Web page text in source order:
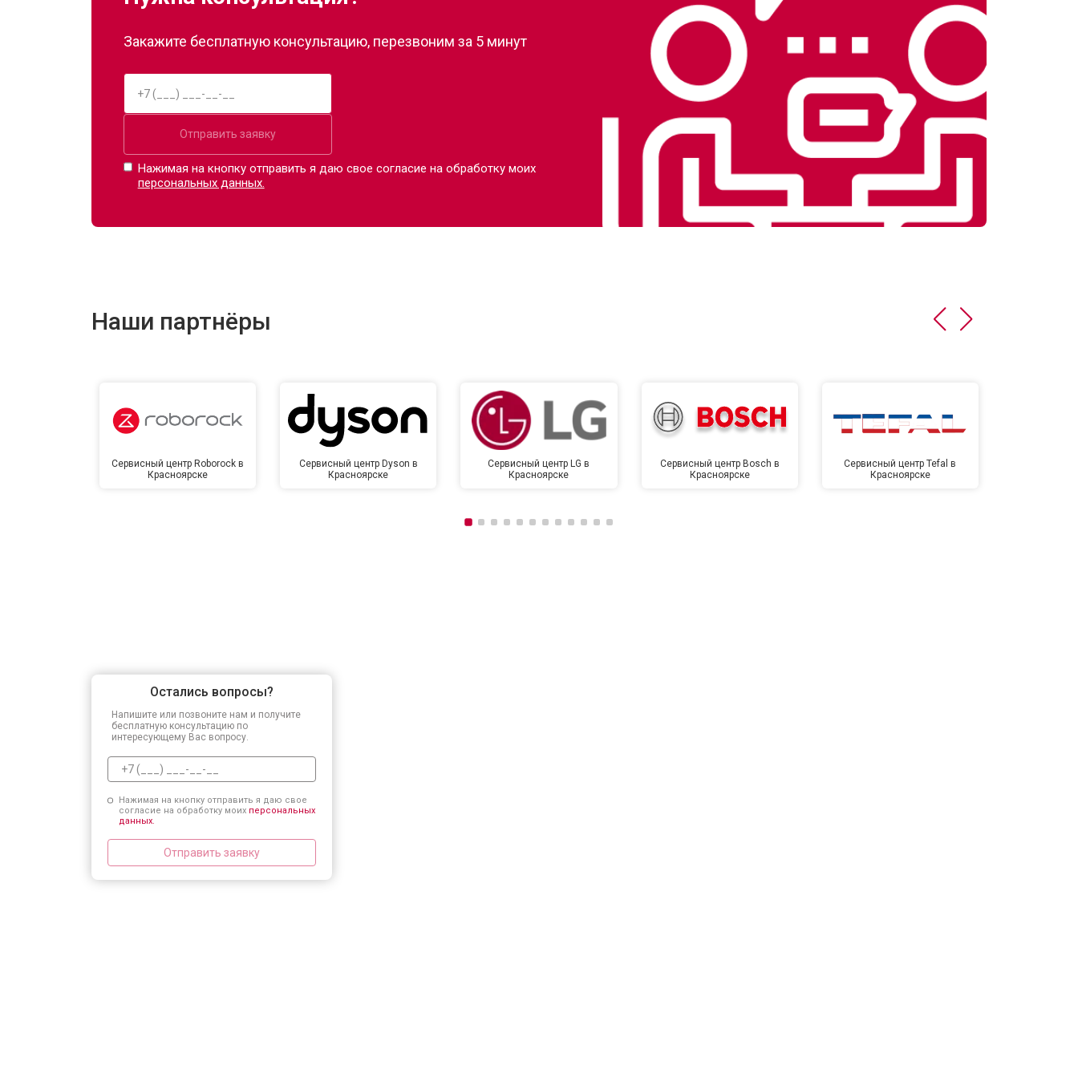
Закажите бесплатную консультацию, перезвоним за 5 минут
Отправить заявку
Нажимая на кнопку отправить я даю свое согласие на обработку моих
персональных данных.
Наши партнёры
Сервисный центр Roborock в
Красноярске
Сервисный центр Dyson в
Красноярске
Сервисный центр LG в
Красноярске
Сервисный центр Bosch в
Красноярске
Сервисный центр Tefal в
Красноярске
Остались вопросы?
Напишите или позвоните нам и получите
бесплатную консультацию по
интересующему Вас вопросу.
Нажимая на кнопку отправить я даю свое
согласие на обработку моих персональных
данных.
Отправить заявку